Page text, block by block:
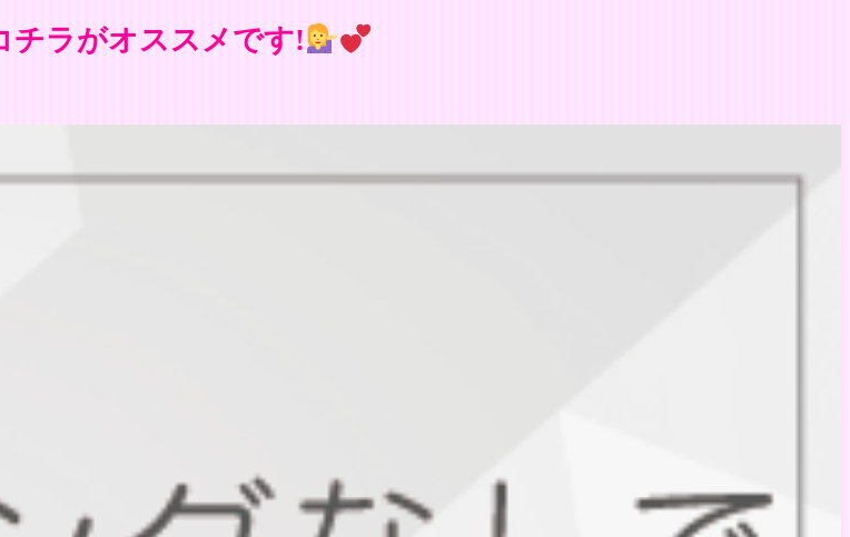
チラがオススメです!